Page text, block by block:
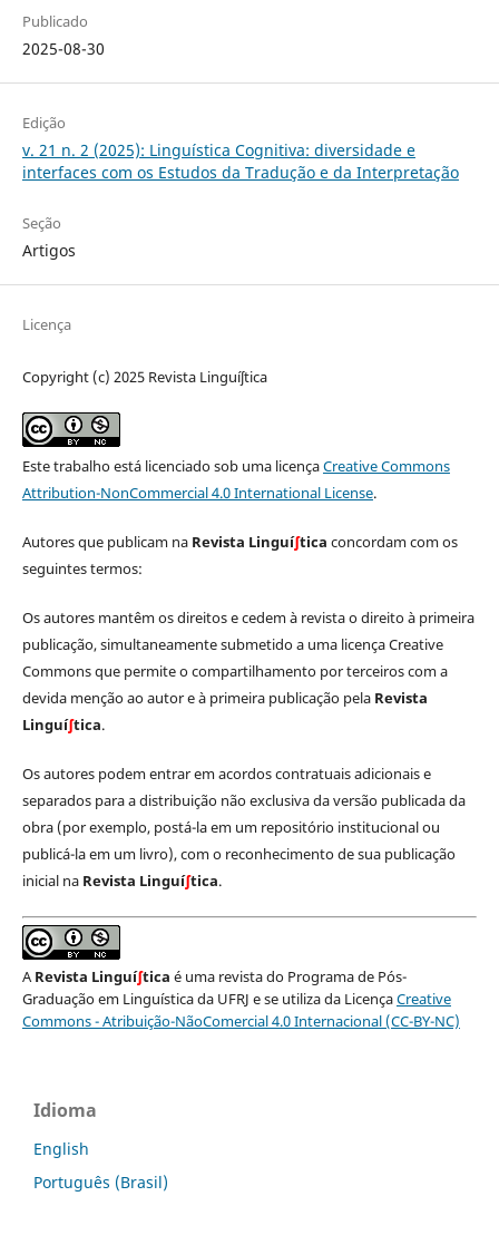
Publicado
2025-08-30
Edição
v. 21 n. 2 (2025): Linguística Cognitiva: diversidade e
interfaces com os Estudos da Tradução e da Interpretação
Seção
Artigos
Licença
Copyright (c) 2025 Revista Linguíʃtica
Este trabalho está licenciado sob uma licençaCreative Commons
Attribution-NonCommercial 4.0 International License.
Autores que publicam na Revista Linguí∫tica concordam com os
seguintes termos:
Os autores mantêm os direitos e cedem à revista o direito à primeira
publicação, simultaneamente submetido a uma licença Creative
Commons que permite o compartilhamento por terceiros com a
devida menção ao autor e à primeira publicação pela Revista
Linguí∫tica.
Os autores podem entrar em acordos contratuais adicionais e
separados para a distribuição não exclusiva da versão publicada da
obra (por exemplo, postá-la em um repositório institucional ou
publicá-la em um livro), com o reconhecimento de sua publicação
inicial na Revista Linguí∫tica.
ARevista Linguí∫tica é uma revista do Programa de Pós-
Graduação em Linguística da UFRJ e se utiliza da LicençaCreative
Commons - Atribuição-NãoComercial 4.0 Internacional (CC-BY-NC)
Idioma
English
Português (Brasil)